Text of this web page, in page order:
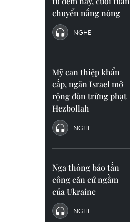
chuyển nắng nóng
NGHE
Mỹ can thiệp khẩn
cấp, ngăn Israel mở
rộng đòn trừng phạt
Hezbollah
NGHE
Nga thông báo tấn
công căn cứ ngầm
của Ukraine
NGHE